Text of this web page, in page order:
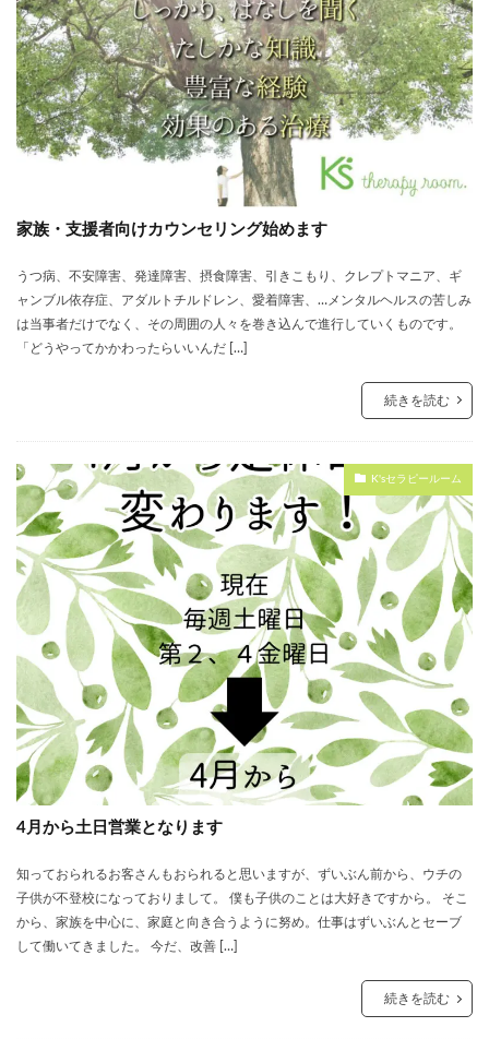
家族・支援者向けカウンセリング始めます
うつ病、不安障害、発達障害、摂食障害、引きこもり、クレプトマニア、ギ
ャンブル依存症、アダルトチルドレン、愛着障害、…メンタルヘルスの苦しみ
は当事者だけでなく、その周囲の人々を巻き込んで進行していくものです。
「どうやってかかわったらいいんだ […]
続きを読む
K'sセラピールーム
4月から土日営業となります
知っておられるお客さんもおられると思いますが、ずいぶん前から、ウチの
子供が不登校になっておりまして。 僕も子供のことは大好きですから。 そこ
から、家族を中心に、家庭と向き合うように努め。仕事はずいぶんとセーブ
して働いてきました。 今だ、改善 […]
続きを読む